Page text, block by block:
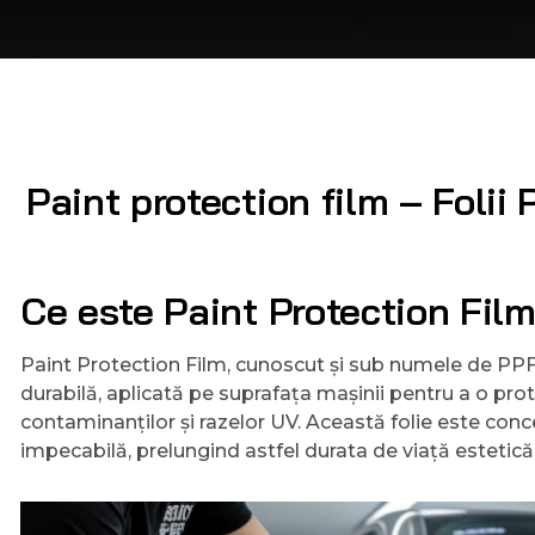
Paint protection film – Folii
Ce este Paint Protection
Paint Protection Film, cunoscut și sub numele de
durabilă, aplicată pe suprafața mașinii pentru a o
contaminanților și razelor UV. Această folie este
impecabilă, prelungind astfel durata de viață estetică